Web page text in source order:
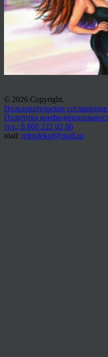
© 2026 Copyright.
Пользовательское
Политика
тел.: 8 800 222 02 86
mail: retrodekor@mail.ru